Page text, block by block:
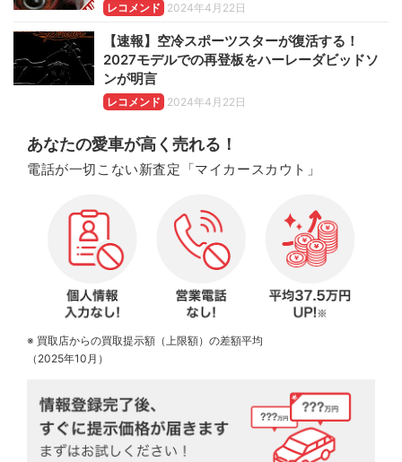
レコメンド 2024年4月22日
【速報】空冷スポーツスターが復活する！
2027モデルでの再登板をハーレーダビッドソ
ンが明言
レコメンド 2024年4月22日
あなたの愛車が高く売れる！
電話が一切こない新査定「マイカースカウト」
※ 買取店からの買取提示額（上限額）の差額平均
（2025年10月）